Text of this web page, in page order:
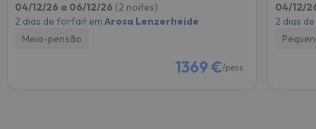
04/12/26 a 06/12/26 (2 noites)
2 dias de forfait em Arosa Lenzerheide
Meia-pensão
1369 €/pess.
04/12/
2 dias